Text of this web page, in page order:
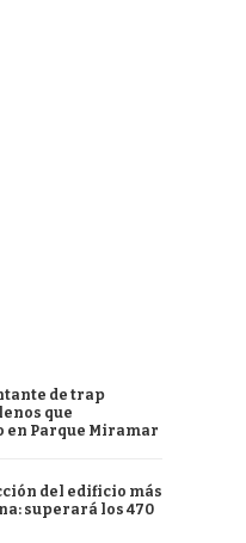
de trap
que
en Parque Miramar
del edificio más
superará los 470